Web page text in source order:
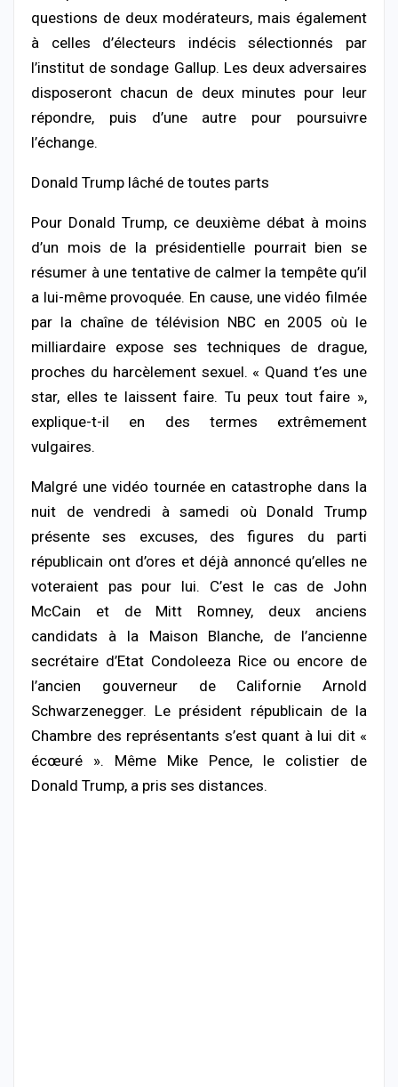
questions de deux modérateurs, mais également
à celles d’électeurs indécis sélectionnés par
l’institut de sondage Gallup. Les deux adversaires
disposeront chacun de deux minutes pour leur
répondre, puis d’une autre pour poursuivre
l’échange.
Donald Trump lâché de toutes parts
Pour Donald Trump, ce deuxième débat à moins
d’un mois de la présidentielle pourrait bien se
résumer à une tentative de calmer la tempête qu’il
a lui-même provoquée. En cause, une vidéo filmée
par la chaîne de télévision NBC en 2005 où le
milliardaire expose ses techniques de drague,
proches du harcèlement sexuel. « Quand t’es une
star, elles te laissent faire. Tu peux tout faire »,
explique-t-il en des termes extrêmement
vulgaires.
Malgré une vidéo tournée en catastrophe dans la
nuit de vendredi à samedi où Donald Trump
présente ses excuses, des figures du parti
républicain ont d’ores et déjà annoncé qu’elles ne
voteraient pas pour lui. C’est le cas de John
McCain et de Mitt Romney, deux anciens
candidats à la Maison Blanche, de l’ancienne
secrétaire d’Etat Condoleeza Rice ou encore de
l’ancien gouverneur de Californie Arnold
Schwarzenegger. Le président républicain de la
Chambre des représentants s’est quant à lui dit «
écœuré ». Même Mike Pence, le colistier de
Donald Trump, a pris ses distances.